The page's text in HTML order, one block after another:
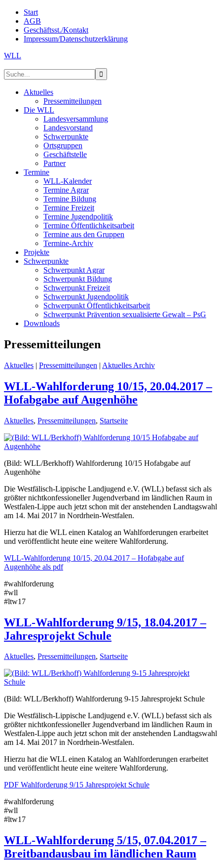
Start
AGB
Geschäftsst./Kontakt
Impressum/Datenschutzerklärung
WLL
Aktuelles
Pressemitteilungen
Die WLL
Landesversammlung
Landesvorstand
Schwerpunkte
Ortsgruppen
Geschäftstelle
Partner
Termine
WLL-Kalender
Termine Agrar
Termine Bildung
Termine Freizeit
Termine Jugendpolitik
Termine Öffentlichkeitsarbeit
Termine aus den Gruppen
Termine-Archiv
Projekte
Schwerpunkte
Schwerpunkt Agrar
Schwerpunkt Bildung
Schwerpunkt Freizeit
Schwerpunkt Jugendpolitik
Schwerpunkt Öffentlichkeitsarbeit
Schwerpunkt Prävention sexualisierte Gewalt – PsG
Downloads
Pressemitteilungen
Aktuelles | Pressemitteilungen | Aktuelles Archiv
WLL-Wahlforderung 10/15, 20.04.2017 –
Hofabgabe auf Augenhöhe
Aktuelles, Pressemitteilungen, Startseite
(Bild: WLL/Berkhoff) Wahlforderung 10/15 Hofabgabe auf
Augenhöhe
Die Westfälisch-Lippische Landjugend e.V. (WLL) befasst sich als
größter nichtkonfessioneller Jugendverband im ländlichen Raum in
Westfalen-Lippe auch jetzt schon mit der anstehenden Landtagswahl
am 14. Mai 2017 in Nordrhein-Westfalen.
Hierzu hat die WLL einen Katalog an Wahlforderungen erarbeitet
und veröffentlicht heute eine weitere Wahlforderung.
WLL-Wahlforderung 10/15, 20.04.2017 – Hofabgabe auf
Augenhöhe als pdf
#wahlforderung
#wll
#ltw17
WLL-Wahlforderung 9/15, 18.04.2017 –
Jahresprojekt Schule
Aktuelles, Pressemitteilungen, Startseite
(Bild: WLL/Berkhoff) Wahlforderung 9-15 Jahresprojekt Schule
Die Westfälisch-Lippische Landjugend e.V. (WLL) befasst sich als
größter nichtkonfessioneller Jugendverband im ländlichen Raum in
Westfalen-Lippe auch jetzt schon mit der anstehenden Landtagswahl
am 14. Mai 2017 in Nordrhein-Westfalen.
Hierzu hat die WLL einen Katalog an Wahlforderungen erarbeitet
und veröffentlicht heute eine weitere Wahlforderung.
PDF Wahlforderung 9/15 Jahresprojekt Schule
#wahlforderung
#wll
#ltw17
WLL-Wahlforderung 5/15, 07.04.2017 –
Breitbandausbau im ländlichen Raum